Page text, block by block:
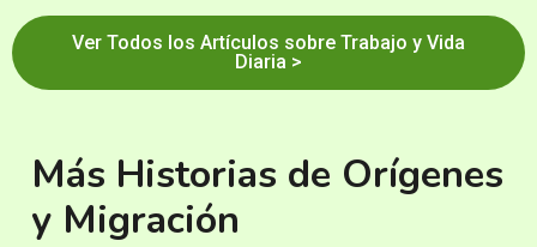
Ver Todos los Artículos sobre Trabajo y Vida
Diaria >
Más Historias de Orígenes
y Migración